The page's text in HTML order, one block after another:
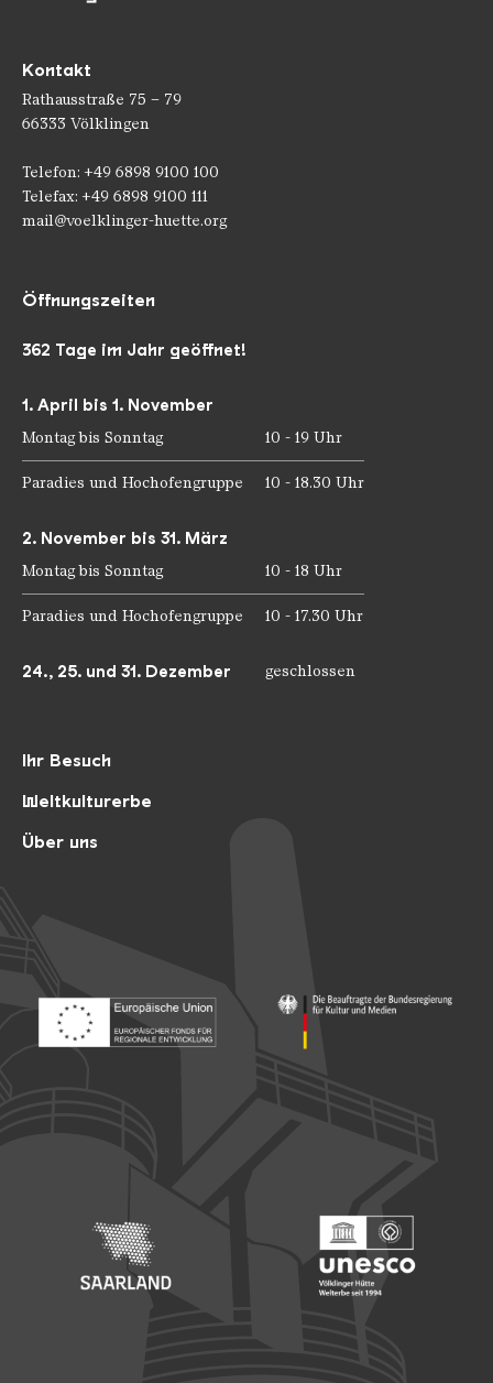
Kontakt
Rathausstraße 75 – 79
66333 Völklingen
Telefon: +49 6898 9100 100
Telefax: +49 6898 9100 111
mail@voelklinger-huette.org
Ihr Besuch
Weltkulturerbe
Über uns
Öffnungszeiten
362 Tage im Jahr geöffnet!
1. April bis 1. November
Montag bis Sonntag 10 - 19 Uhr
Paradies und Hochofengruppe 10 - 18.30 Uhr
2. November bis 31. März
Montag bis Sonntag 10 - 18 Uhr
Paradies und Hochofengruppe 10 - 17.30 Uhr
24., 25. und 31. Dezember geschlossen